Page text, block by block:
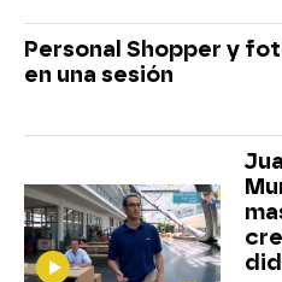
Personal Shopper y
en una sesión